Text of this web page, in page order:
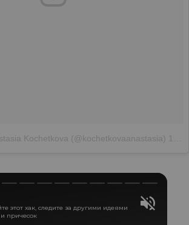
Kochetkova (@kochetkovaanastasia) 14 Фев 2018 в 6:28 PST